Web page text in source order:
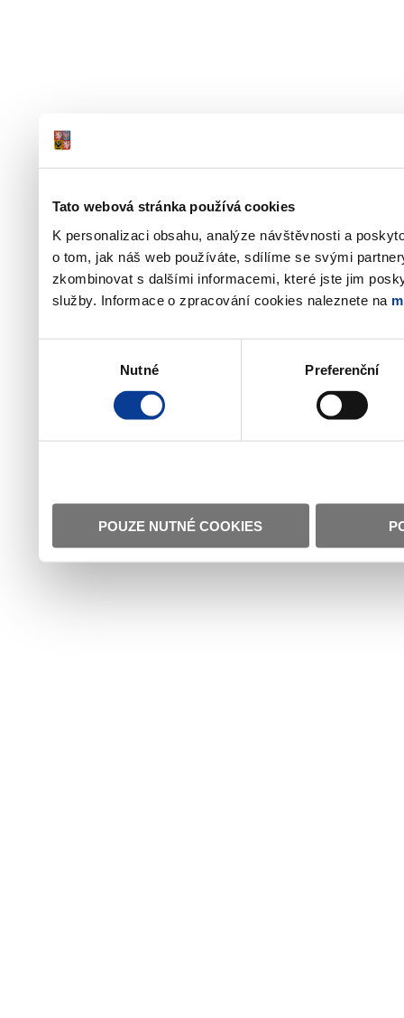
Tato webová stránka používá cookies
K personalizaci obsahu, analýze návštěvnosti a
o tom, jak náš web používáte, sdílíme se svými
zkombinovat s dalšími informacemi, které jste jim
služby. Informace o zpracování cookies naleznete na
Nutné Preferenční
POUZE NUTNÉ COOKIES